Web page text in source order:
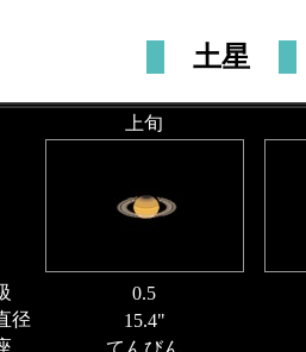
土星
上旬
0.5
径
15.4"